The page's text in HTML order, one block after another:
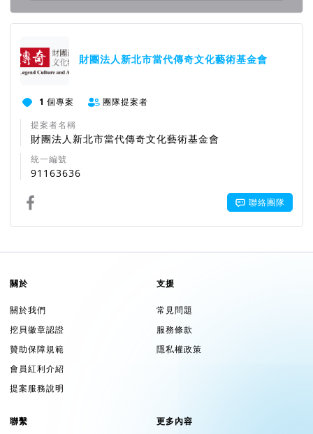
財團法人新北市當代傳奇文化藝術基金會
1 個專案
團隊提案者
提案者名稱
財團法人新北市當代傳奇文化藝術基金會
統一編號
91163636
聯絡團隊
關於
關於我們
挖貝徽章認證
贊助保障規範
會員紅利介紹
提案服務說明
支援
常見問題
服務條款
隱私權政策
聯繫 更多內容